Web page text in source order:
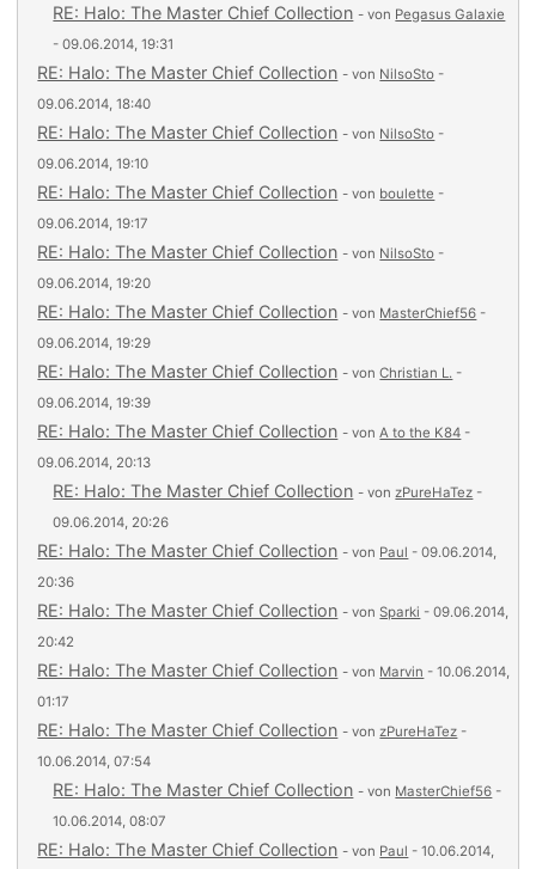
RE: Halo: The Master Chief Collection - von Pegasus Galaxie
- 09.06.2014, 19:31
RE: Halo: The Master Chief Collection - von NilsoSto -
09.06.2014, 18:40
RE: Halo: The Master Chief Collection - von NilsoSto -
09.06.2014, 19:10
RE: Halo: The Master Chief Collection - von boulette -
09.06.2014, 19:17
RE: Halo: The Master Chief Collection - von NilsoSto -
09.06.2014, 19:20
RE: Halo: The Master Chief Collection - von MasterChief56 -
09.06.2014, 19:29
RE: Halo: The Master Chief Collection - vonChristian L. -
09.06.2014, 19:39
RE: Halo: The Master Chief Collection - vonA to the K84 -
09.06.2014, 20:13
RE: Halo: The Master Chief Collection - vonzPureHaTez -
09.06.2014, 20:26
RE: Halo: The Master Chief Collection - von Paul - 09.06.2014,
20:36
RE: Halo: The Master Chief Collection - vonSparki - 09.06.2014,
20:42
RE: Halo: The Master Chief Collection - von Marvin - 10.06.2014,
01:17
RE: Halo: The Master Chief Collection - vonzPureHaTez -
10.06.2014, 07:54
RE: Halo: The Master Chief Collection - von MasterChief56 -
10.06.2014, 08:07
RE: Halo: The Master Chief Collection - von Paul - 10.06.2014,